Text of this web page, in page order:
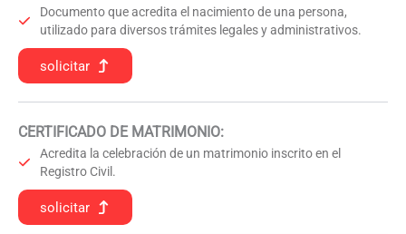
Documento que acredita el nacimiento de una persona,
utilizado para diversos trámites legales y administrativos.
solicitar
CERTIFICADO DE MATRIMONIO:
Acredita la celebración de un matrimonio inscrito en el
Registro Civil.
solicitar